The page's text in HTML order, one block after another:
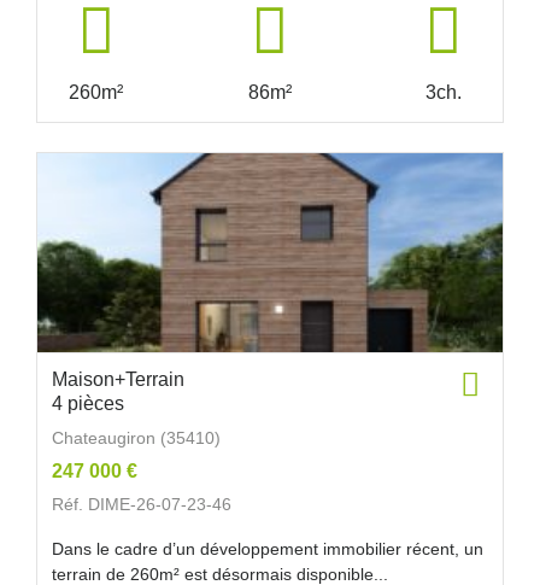
260m² 86m² 3ch.
Maison+Terrain
4 pièces
Chateaugiron (35410)
247 000 €
Réf. DIME-26-07-23-46
Dans le cadre d’un développement immobilier récent, un
terrain de 260m² est désormais disponible...